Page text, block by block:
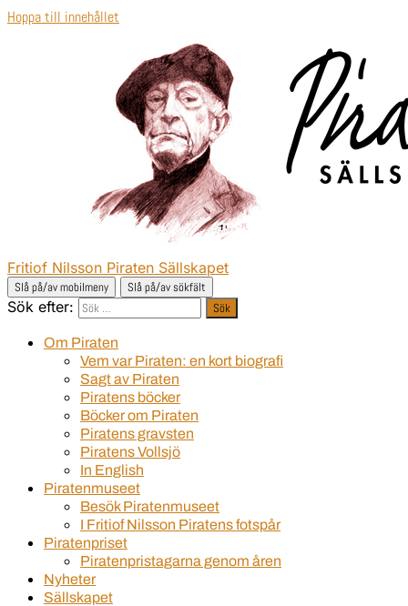
Hoppa till innehållet
Fritiof Nilsson Piraten Sällskapet
Slå på/av mobilmeny Slå på/av sökfält
Sök efter:
Om Piraten
Vem var Piraten: en kort biografi
Sagt av Piraten
Piratens böcker
Böcker om Piraten
Piratens gravsten
Piratens Vollsjö
In English
Piratenmuseet
Besök Piratenmuseet
I Fritiof Nilsson Piratens fotspår
Piratenpriset
Piratenpristagarna genom åren
Nyheter
Sällskapet